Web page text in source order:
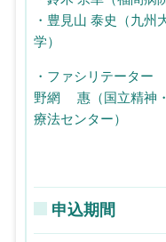
・豊見山 泰史（九州
学）
・ファシリテーター
野網 惠（国立精神
療法センター）
申込期間